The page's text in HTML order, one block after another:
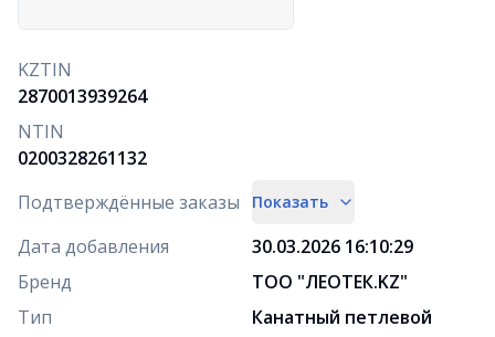
KZTIN
2870013939264
NTIN
0200328261132
Подтверждённые заказы
Показать
Дата добавления
30.03.2026 16:10:29
Бренд
ТОО "ЛЕОТЕК.KZ"
Тип
Канатный петлевой